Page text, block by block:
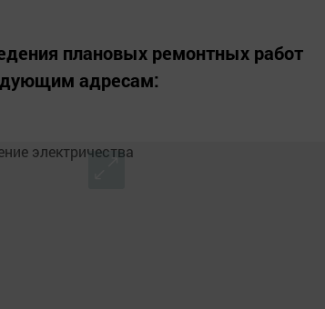
плановых ремонтных работ
адресам: